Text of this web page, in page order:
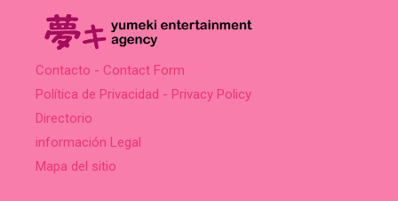
Contacto - Contact Form
Política de Privacidad - Privacy Policy
Directorio
información Legal
Mapa del sitio